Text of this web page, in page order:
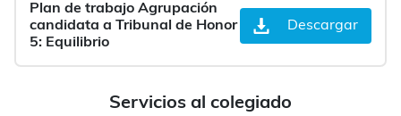
Servicios al colegiado
Plan de trabajo Agrupación
candidata a Tribunal de Honor
5: Equilibrio
Descargar